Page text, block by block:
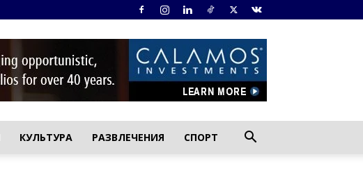
КУЛЬТУРА РАЗВЛЕЧЕНИЯ СПОРТ